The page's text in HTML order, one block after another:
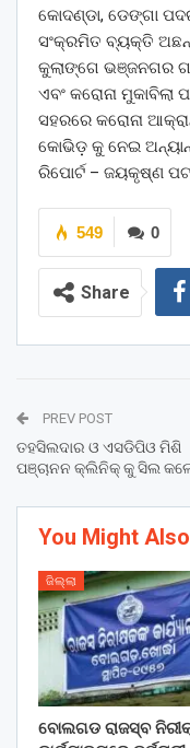
କୋଦଣ୍ଡା, ଡେଙ୍ଗା
ସଂକ୍ରମିତ ବ୍ୟକ୍ତି
କୁଲାଙ୍ଗେ ଭଞ୍ଜନଗର
ଏବଂ କରୋନା
ସହରରେ କରୋନା
କୋଭିଡ଼ କୁ ନେଇ
ରିପୋର୍ଟ – ଜୟକୃଷ୍ଣ
0
549
Share
PREV POST
ତହସିଲଦାର ଓ ଏସଡିପିଓ ମିଶି
ପଞ୍ଚାନନ କ୍ଲିନିକ୍ କୁ ସିଲ
You Might
ଜିଲ୍ଲା
ବୋଲଗଡ ରାଜସ୍ବ